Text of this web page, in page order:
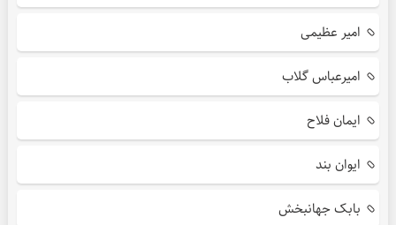
امیر عظیمی
امیرعباس گلاب
ایمان فلاح
ایوان بند
بابک جهانبخش